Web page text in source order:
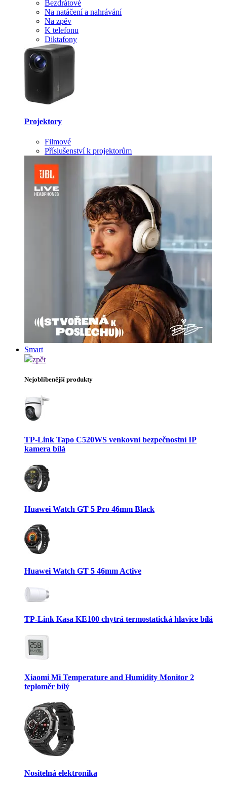
Bezdrátové
Na natáčení a nahrávání
Na zpěv
K telefonu
Diktafony
Projektory
Filmové
Příslušenství k projektorům
Smart
zpět
Nejoblíbenější produkty
TP-Link Tapo C520WS venkovní bezpečnostní IP
kamera bílá
Huawei Watch GT 5 Pro 46mm Black
Huawei Watch GT 5 46mm Active
TP-Link Kasa KE100 chytrá termostatická hlavice bílá
Xiaomi Mi Temperature and Humidity Monitor 2
teploměr bílý
Nositelná elektronika